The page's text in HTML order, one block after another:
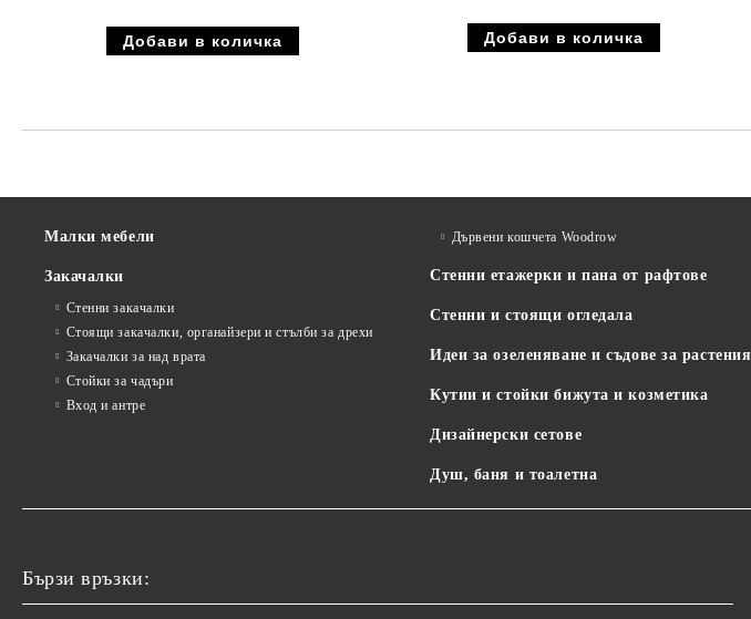
Малки мебели
Закачалки
Стенни закачалки
Стоящи закачалки, органайзери и стълби за дрехи
Закачалки за над врата
Стойки за чадъри
Вход и антре
Дървени кошчета Woodrow
Стенни етажерки и пана от рафтове
Стенни и стоящи огледала
Идеи за озеленяване и съдове за растения
Кутии и стойки бижута и козметика
Дизайнерски сетове
Душ, баня и тоалетна
Бързи връзки: